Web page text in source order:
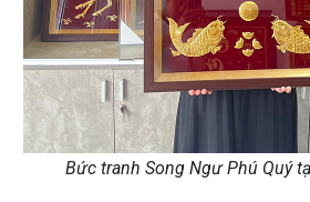
Bức tranh Song Ngư Phú Quý